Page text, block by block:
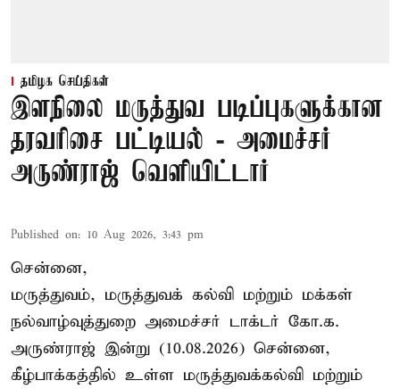
தமிழக செய்திகள்
இளநிலை மருத்துவ படிப்புகளுக்கான
தரவரிசை பட்டியல் - அமைச்சர்
அருண்ராஜ் வெளியிட்டார்
Published on: 10 Aug 2026, 3:43 pm
சென்னை,
மருத்துவம், மருத்துவக் கல்வி மற்றும் மக்கள்
நல்வாழ்வுத்துறை அமைச்சர் டாக்டர் கோ.க.
அருண்ராஜ் இன்று (10.08.2026) சென்னை,
கீழ்பாக்கத்தில் உள்ள மருத்துவக்கல்வி மற்றும்